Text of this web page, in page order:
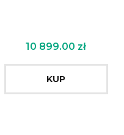
10 899.00 zł
KUP